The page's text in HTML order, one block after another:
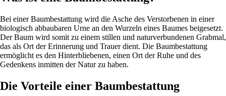
Bei einer Baumbestattung wird die Asche des Verstorbenen in einer
biologisch abbaubaren Urne an den Wurzeln eines Baumes beigesetzt.
Der Baum wird somit zu einem stillen und naturverbundenen Grabmal,
das als Ort der Erinnerung und Trauer dient. Die Baumbestattung
ermöglicht es den Hinterbliebenen, einen Ort der Ruhe und des
Gedenkens inmitten der Natur zu haben.
Die Vorteile einer Baumbestattung